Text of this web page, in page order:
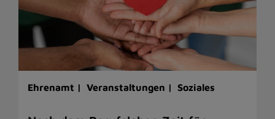
Ehrenamt | Veranstaltungen | Soziales